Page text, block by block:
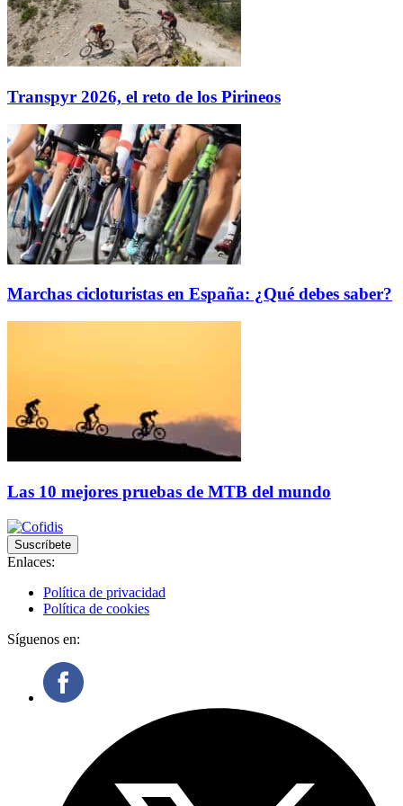
Transpyr 2026, el reto de los Pirineos
Marchas cicloturistas en España: ¿Qué debes saber?
Las 10 mejores pruebas de MTB del mundo
Suscríbete
Enlaces:
Política de privacidad
Política de cookies
Síguenos en: